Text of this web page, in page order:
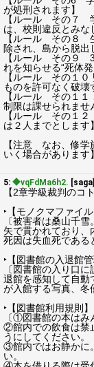
が処刑されます】
【ルール その７
は、校則違反とみな
【ルール その８
除され、島から脱出
【ルール その９ 3
れを知らせる“死体
【ルール その１０
ものを許可なく破壊
【ルール その１１
制限は課せられませ
【ルール その１２
は２人までとします】
【注意 なお、修学
いく場合があります】
5: ◆vqFdMa6h2. [saga]
【2章学級裁判のコ
‣【モノクマファイル
〔被害者は桑山千
矢で貫かれており、
死因は失血死である
‣【図書館の入退館管
〔図書館の入り口
退館を感知して自動
が入館する写真、冬
‣【図書館利用規則】
〔①図書館の本はみ
②館内での飲食は禁
うにしてください。
③館内ではお静かに
い。